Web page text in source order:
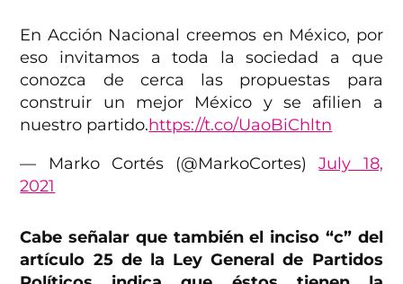
En Acción Nacional creemos en México, por
eso invitamos a toda la sociedad a que
conozca de cerca las propuestas para
construir un mejor México y se afilien a
nuestro partido.https://t.co/UaoBiChltn
— Marko Cortés (@MarkoCortes)July 18,
2021
Cabe señalar que también el inciso “c” del
artículo 25 de la Ley General de Partidos